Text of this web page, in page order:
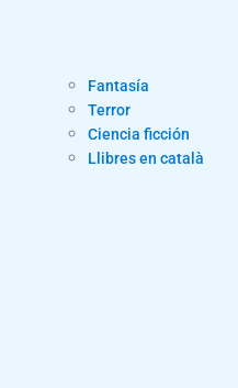
Fantasía
Terror
Ciencia ficción
Llibres en català